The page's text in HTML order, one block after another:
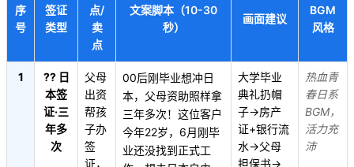
序
号
签证
类型
点/
卖
点
文案脚本（10-30
秒）
画面建议
BGM
风格
1
?? 日
本签
证·三
年多
次
父母
出资
帮孩
子办
签
证，
00后刚毕业想冲日
本，父母资助照样拿
三年多次！这位客户
今年22岁，6月刚毕
业还没找到正式工
大学毕业
典礼扔帽
子→房产
证+银行流
水→父母
担保书→
热血青
春日系
BGM，
活力充
沛